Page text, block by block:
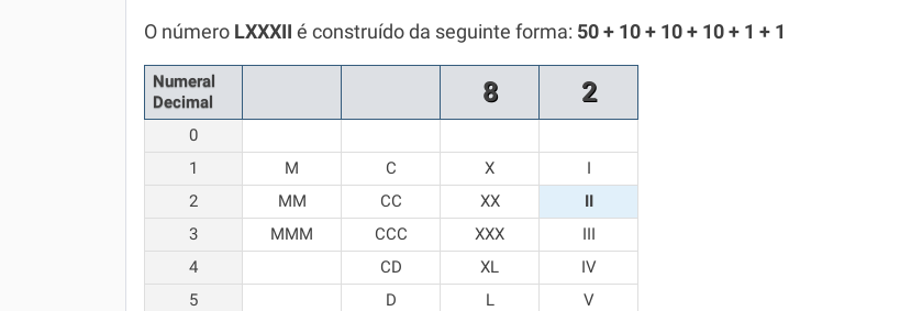
Química
Todos os Exercícios
O número LXXXII é construído da seguinte forma: 50 + 10 + 10 + 10 + 1 + 1
Numeral
Decimal
8 2
0
1
M C X
I
2
MM CC XX
II
3
MMM CCC XXX
III
4
CD XL
IV
5
D L
V